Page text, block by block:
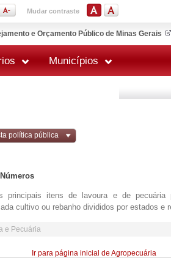
Mudar contraste
e Orçamento Público de Minas Gerais
Municípios
política pública
principais itens de lavoura e de pecuária
cultivo ou rebanho divididos por estados e
e Pecuária
Ir para página inicial de Agropecuária